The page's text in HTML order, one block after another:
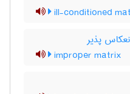
ill-conditioned
پذیر
improper matrix